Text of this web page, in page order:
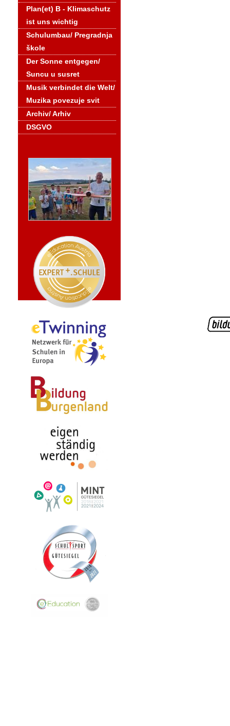
Plan(et) B - Klimaschutz
ist uns wichtig
Schulumbau/ Pregradnja
škole
Der Sonne entgegen/
Suncu u susret
Musik verbindet die Welt/
Muzika povezuje svit
Archiv/ Arhiv
DSGVO